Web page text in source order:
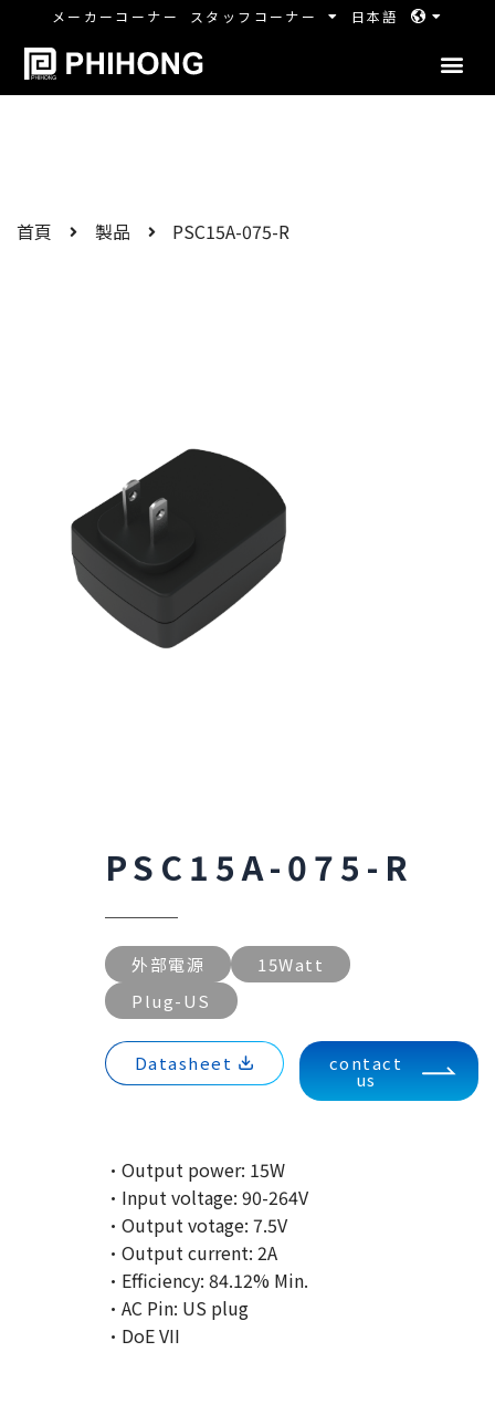
メーカーコーナー スタッフコーナー 日本語
首頁 製品 PSC15A-075-R
PSC15A-075-R
外部電源
15Watt
Plug-US
Datasheet contact
us
·Output power: 15W
·Input voltage: 90-264V
·Output votage: 7.5V
·Output current: 2A
·Efficiency: 84.12% Min.
·AC Pin: US plug
·DoE VII